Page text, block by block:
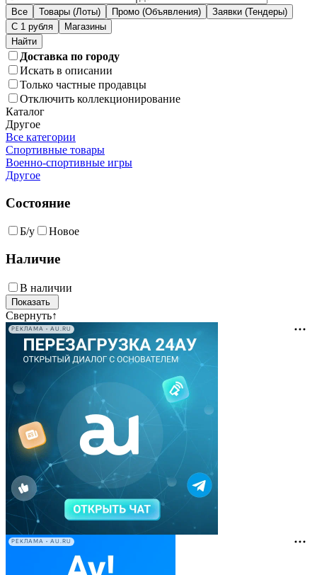
Все Товары (Лоты) Промо (Объявления)
Заявки (Тендеры)
С 1 рубля
Магазины
Доставка по городу
Искать в описании
Только частные продавцы
Отключить коллекционирование
Каталог
Другое
Все категории
Спортивные товары
Военно-спортивные игры
Другое
Состояние
Б/у Новое
Наличие
В наличии
Свернуть↑
РЕКЛАМА • AU.RU
РЕКЛАМА • AU.RU